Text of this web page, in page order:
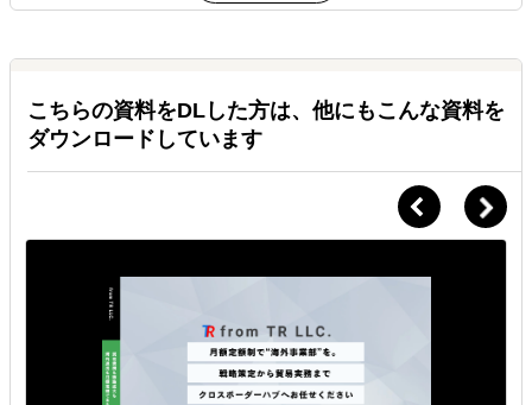
Ｑ.普段のアシスタントとのやりとりはどのように取りますか？
Ａ.
Chatworkなどご希望の手段でのやり取りが可能です。
Ｑ.対応可能な時間帯は決まっていますか？
地時間でサポート致します。日本時間に合わせたオンラインミーティ
ングも可能です。
マニュアルなどの用意がなく、業務の切り分けもできていな
いのですが依頼可能ですか？
こちらの資料をDLした方は、他にもこんな資料を
ダウンロードしています